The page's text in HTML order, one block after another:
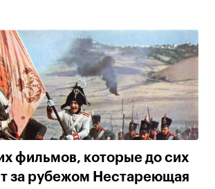
фильмов, которые до сих
за рубежом Нестареющая